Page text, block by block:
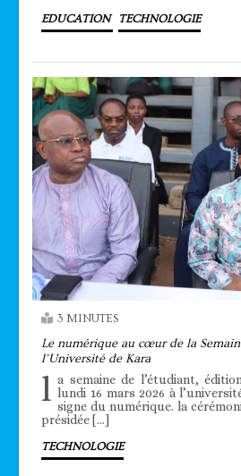
EDUCATION TECHNOLOGIE
3 MINUTES
Le numérique au cœur de la
l’Université de Kara
l a semaine de l’étudiant,
lundi 16 mars 2026 à
signe du numérique. la
présidée […]
TECHNOLOGIE